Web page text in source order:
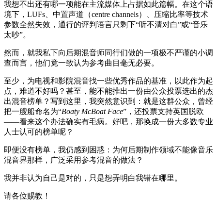
我想不出还有哪一项能在主流媒体上占据如此篇幅。在这个语
境下，LUFs、中置声道（centre channels）、压缩比率等技术
参数全然失效，通行的评判语言只剩下“听不清对白”或“音乐
太吵”。
然而，就我私下向后期混音师同行们做的一项极不严谨的小调
查而言，他们竟一致认为参考曲目毫无必要。
至少，为电视和影院混音找一些优秀作品的基准，以此作为起
点，难道不好吗？甚至，能不能推出一份由公众投票选出的杰
出混音榜单？写到这里，我突然意识到：就是这群公众，曾经
把一艘船命名为“Boaty McBoat Face”，还投票支持英国脱欧
——看来这个办法确实有毛病。好吧，那换成一份大多数专业
人士认可的榜单呢？
即便没有榜单，我仍感到困惑：为何后期制作领域不能像音乐
混音界那样，广泛采用参考混音的做法？
我并非认为自己是对的，只是想弄明白我错在哪里。
请各位赐教！